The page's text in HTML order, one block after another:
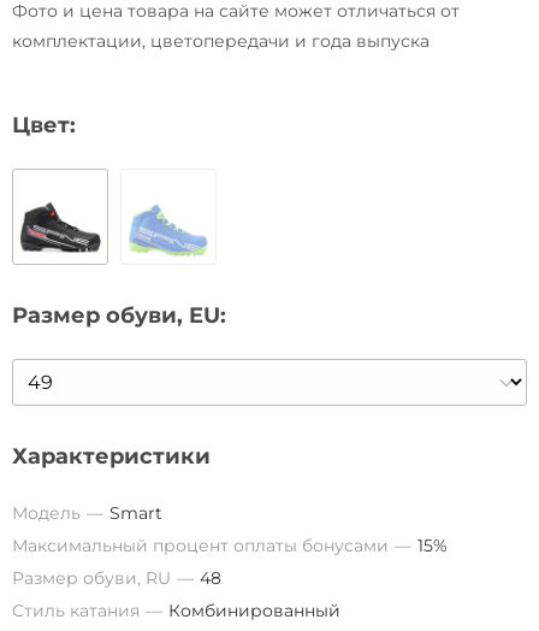
Фото и цена товара на сайте может отличаться от
комплектации, цветопередачи и года выпуска
Цвет:
Размер обуви, EU:
Характеристики
Модель
Smart
Максимальный процент оплаты бонусами
15%
Размер обуви, RU
48
Стиль катания
Комбинированный